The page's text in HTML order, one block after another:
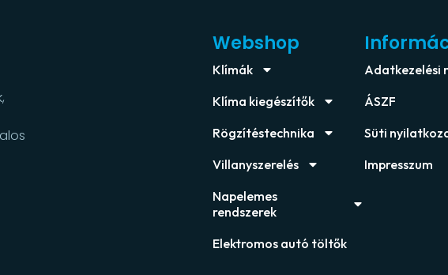
Webshop
Klímák
Klíma kiegészítők
Rögzítéstechnika
Villanyszerelés
Napelemes
rendszerek
Elektromos autó töltők
Adatkezelési
ÁSZF
Süti
Impresszum